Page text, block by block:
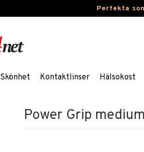
Perfekta
Skönhet Kontaktlinser Hälsokost
Power Grip medium